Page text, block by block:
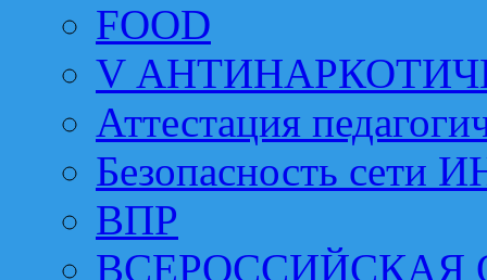
FOOD
V
Аттестация
Безопасность сети
ВПР